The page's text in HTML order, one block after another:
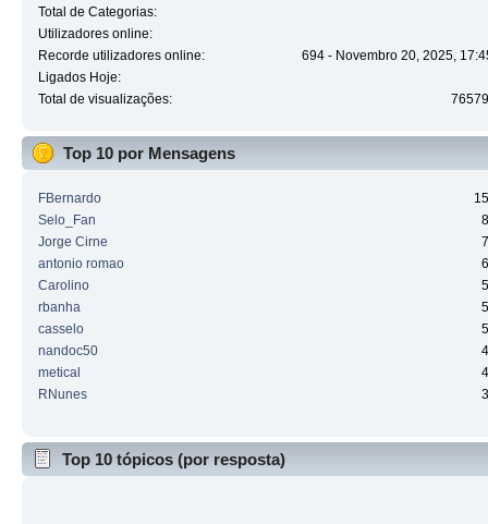
Total de Categorias:
Utilizadores online:
Recorde utilizadores online:
694 - Novembro 20, 2025,
Ligados Hoje:
Total de visualizações:
Top 10 por Mensagens
FBernardo
Selo_Fan
Jorge Cirne
antonio romao
Carolino
rbanha
casselo
nandoc50
metical
RNunes
Top 10 tópicos (por resposta)